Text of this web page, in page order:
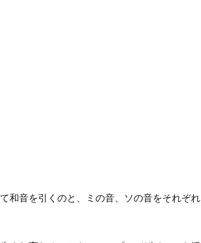
和音を引くのと、ミの音、ソの音をそれぞれ